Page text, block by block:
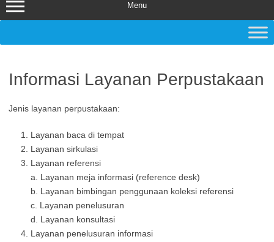
Menu
Informasi Layanan Perpustakaan
Jenis layanan perpustakaan:
Layanan baca di tempat
Layanan sirkulasi
Layanan referensi
a. Layanan meja informasi (reference desk)
b. Layanan bimbingan penggunaan koleksi referensi
c. Layanan penelusuran
d. Layanan konsultasi
Layanan penelusuran informasi